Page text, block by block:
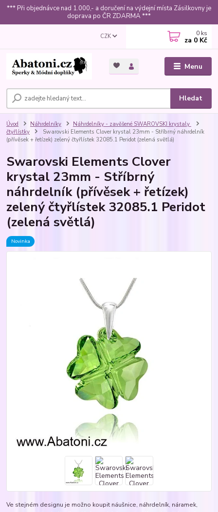
*** Při objednávce nad 1.000,- a doručení na výdejní místa Zásilkovny je
doprava po ČR ZDARMA ***
Menu
CZK
Hledat
0 ks
za 0 Kč
Úvod Náhrdelníky
Náhrdelníky - zavěšené SWAROVSKI krystaly
čtyřlístky
Swarovski Elements Clover krystal 23mm - Stříbrný náhrdelník
(přívěsek + řetízek) zelený čtyřlístek 32085.1 Peridot (zelená světlá)
Swarovski Elements Clover
krystal 23mm - Stříbrný
náhrdelník (přívěsek + řetízek)
zelený čtyřlístek 32085.1 Peridot
(zelená světlá)
Novinka
Ve stejném designu je možno koupit náušnice, náhrdelník, náramek,